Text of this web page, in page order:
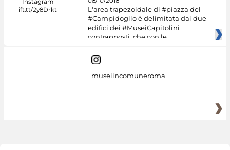
L'area trapezoidale di #piazza del
#Campidoglio è delimitata dai due
edifici dei #MuseiCapitolini
contrapposti, che con le
museiincomuneroma